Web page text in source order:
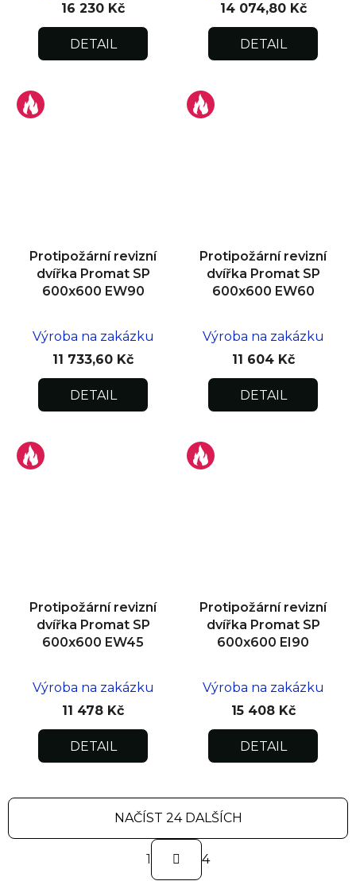
16 230 Kč
DETAIL
14 074,80 Kč
DETAIL
Protipožární revizní
dvířka Promat SP
600x600 EW90
Výroba na zakázku
11 733,60 Kč
DETAIL
Protipožární revizní
dvířka Promat SP
600x600 EW60
Výroba na zakázku
11 604 Kč
DETAIL
Protipožární revizní
dvířka Promat SP
600x600 EW45
Výroba na zakázku
11 478 Kč
DETAIL
Protipožární revizní
dvířka Promat SP
600x600 EI90
Výroba na zakázku
15 408 Kč
DETAIL
NAČÍST 24 DALŠÍCH
S
t
r
1 4